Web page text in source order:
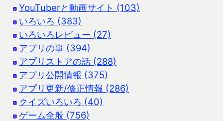
YouTuberと動画サイト (103)
いろいろ (383)
いろいろレビュー (27)
アプリの事 (394)
アプリストアの話 (288)
アプリ公開情報 (375)
アプリ更新/修正情報 (286)
クイズいろいろ (40)
ゲーム全般 (756)